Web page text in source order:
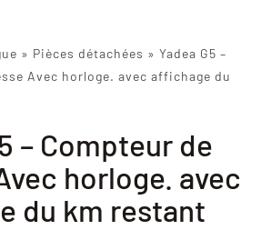
» Pièces détachées » Yadea G5 –
Avec horloge. avec affichage du
– Compteur de
horloge. avec
du km restant